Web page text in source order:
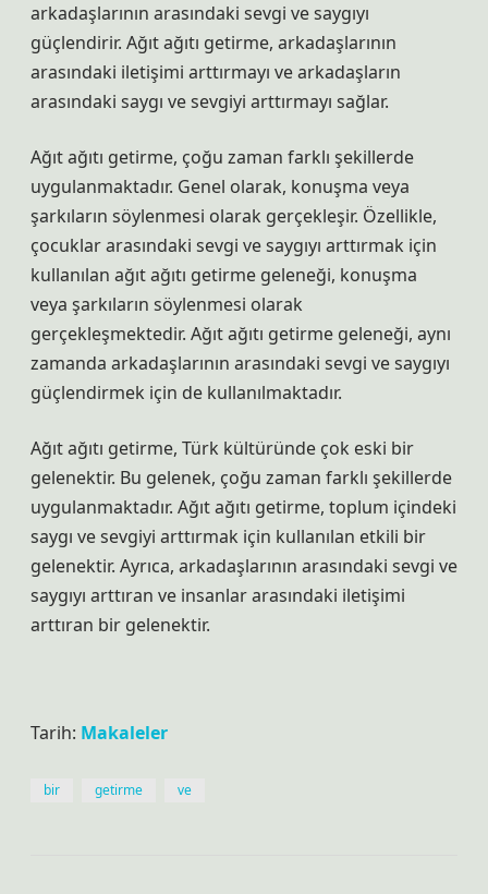
arkadaşlarının arasındaki sevgi ve saygıyı
güçlendirir. Ağıt ağıtı getirme, arkadaşlarının
arasındaki iletişimi arttırmayı ve arkadaşların
arasındaki saygı ve sevgiyi arttırmayı sağlar.
Ağıt ağıtı getirme, çoğu zaman farklı şekillerde
uygulanmaktadır. Genel olarak, konuşma veya
şarkıların söylenmesi olarak gerçekleşir. Özellikle,
çocuklar arasındaki sevgi ve saygıyı arttırmak için
kullanılan ağıt ağıtı getirme geleneği, konuşma
veya şarkıların söylenmesi olarak
gerçekleşmektedir. Ağıt ağıtı getirme geleneği, aynı
zamanda arkadaşlarının arasındaki sevgi ve saygıyı
güçlendirmek için de kullanılmaktadır.
Ağıt ağıtı getirme, Türk kültüründe çok eski bir
gelenektir. Bu gelenek, çoğu zaman farklı şekillerde
uygulanmaktadır. Ağıt ağıtı getirme, toplum içindeki
saygı ve sevgiyi arttırmak için kullanılan etkili bir
gelenektir. Ayrıca, arkadaşlarının arasındaki sevgi ve
saygıyı arttıran ve insanlar arasındaki iletişimi
arttıran bir gelenektir.
Tarih: Makaleler
bir getirme ve